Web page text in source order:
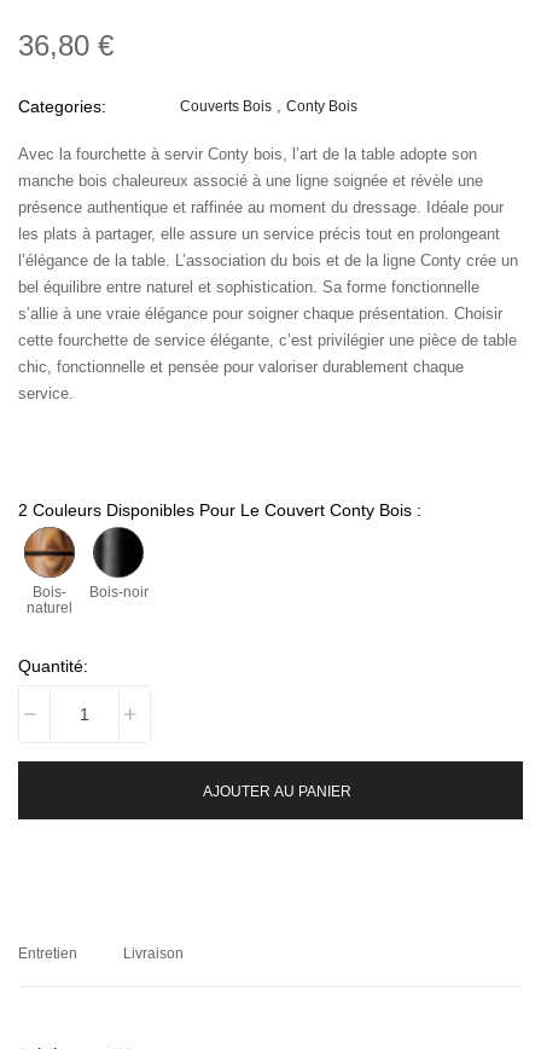
36,80 €
Categories: Couverts Bois Conty Bois
Avec la fourchette à servir Conty bois, l’art de la table adopte son
manche bois chaleureux associé à une ligne soignée et révèle une
présence authentique et raffinée au moment du dressage. Idéale pour
les plats à partager, elle assure un service précis tout en prolongeant
l’élégance de la table. L’association du bois et de la ligne Conty crée un
bel équilibre entre naturel et sophistication. Sa forme fonctionnelle
s’allie à une vraie élégance pour soigner chaque présentation. Choisir
cette fourchette de service élégante, c’est privilégier une pièce de table
chic, fonctionnelle et pensée pour valoriser durablement chaque
service.
2 Couleurs Disponibles Pour Le Couvert Conty Bois :
Bois-
naturel
Bois-noir
Quantité:
AJOUTER AU PANIER
Entretien Livraison